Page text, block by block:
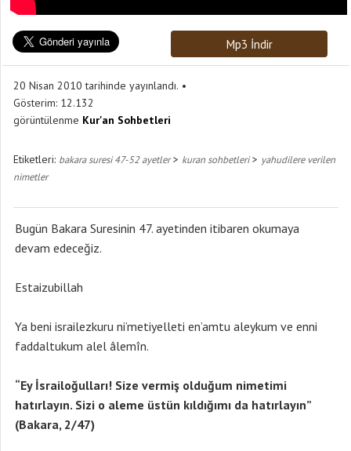
Mp3 İndir
20 Nisan 2010 tarihinde yayınlandı.
Gösterim: 12.132
görüntülenme Kur'an Sohbetleri
Etiketleri: bakara suresi 47-52 ayetler> kuran sohbetleri> yahudilere verilen
nimetler
Bugün Bakara Suresinin 47. ayetinden itibaren okumaya
devam edeceğiz.
Estaizubillah
Ya beni israilezkuru ni’metiyelleti en’amtu aleykum ve enni
faddaltukum alel âlemîn.
“Ey İsrailoğulları! Size vermiş olduğum nimetimi
hatırlayın. Sizi o aleme üstün kıldığımı da hatırlayın”
(Bakara, 2/47)